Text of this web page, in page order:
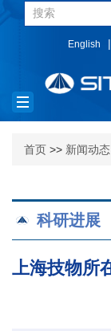
English
Toggle
navigation
首页 >> 新闻动态
科研进展
上海技物所